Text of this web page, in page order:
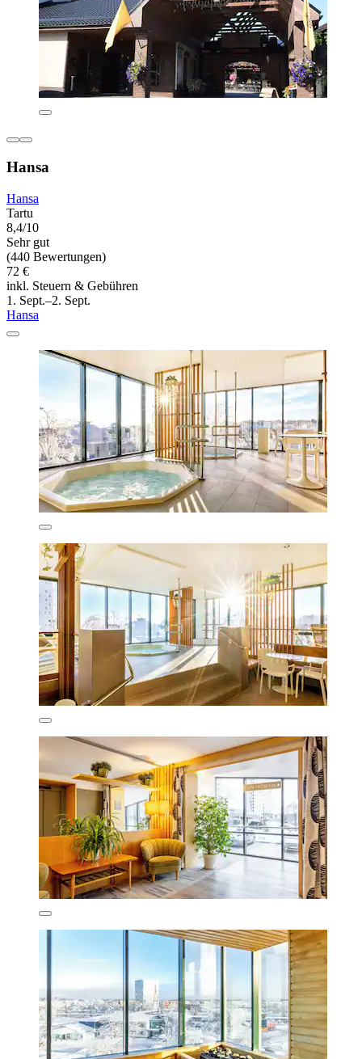
Hansa
Hansa
Tartu
8,4/10
Sehr gut
(440 Bewertungen)
72 €
inkl. Steuern & Gebühren
1. Sept.–2. Sept.
Hansa